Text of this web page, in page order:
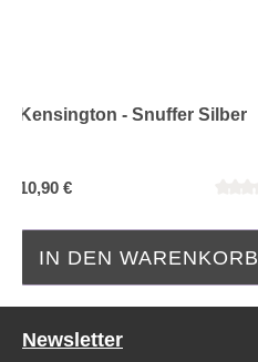
Kensington - Snuffer Silber
10,90 €
IN DEN WARENKORB
Newsletter